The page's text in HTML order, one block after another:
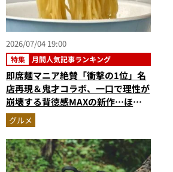
2026/07/04 19:00
特集 月間人気記事ランキング
即席麺マニア絶賛「衝撃の1位」名
店再現＆鬼才コラボ、一口で理性が
崩壊する背徳感MAXの新作…ほか
【カップ麺の人気記事ランキングベ
スト3】（2026年5月版）
グルメ